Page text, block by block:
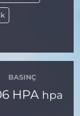
BASINÇ
HPA hpa